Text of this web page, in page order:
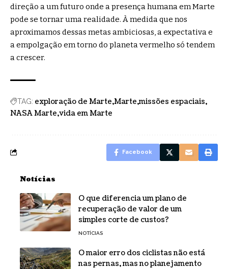
direção a um futuro onde a presença humana em Marte
pode se tornar uma realidade. À medida que nos
aproximamos dessas metas ambiciosas, a expectativa e
a empolgação em torno do planeta vermelho só tendem
a crescer.
TAG: exploração de Marte Marte missões espaciais
NASA Marte vida em Marte
Facebook
Notícias
O que diferencia um plano de
recuperação de valor de um
simples corte de custos?
NOTÍCIAS
O maior erro dos ciclistas não está
nas pernas, mas no planejamento